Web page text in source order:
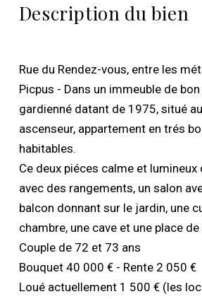
Description du bien
Rue du Rendez-vous, entre les
Picpus - Dans un immeuble de
gardienné datant de 1975, situé
ascenseur, appartement en trés
habitables.
Ce deux piéces calme et
avec des rangements, un salon
balcon donnant sur le jardin, une
chambre, une cave et une place
Couple de 72 et 73 ans
Bouquet 40 000 € - Rente 2 050 €
Loué actuellement 1 500 € (les